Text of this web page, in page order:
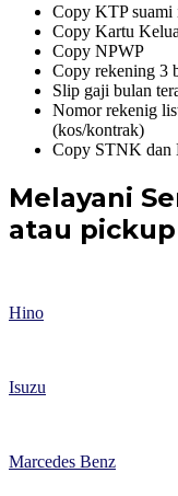
Copy KTP suami
Copy Kartu
Copy NPWP
Copy rekening 3
Slip gaji bulan
Nomor rekenig
(kos/kontrak)
Copy STNK dan
Melayani
atau pickup
Hino
Isuzu
Marcedes Benz